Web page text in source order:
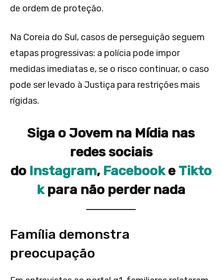
de ordem de proteção.
Na Coreia do Sul, casos de perseguição seguem
etapas progressivas: a polícia pode impor
medidas imediatas e, se o risco continuar, o caso
pode ser levado à Justiça para restrições mais
rígidas.
Siga o Jovem na Mídia nas
redes sociais
do Instagram, FacebookeTikto
k para não perder nada
Família demonstra
preocupação